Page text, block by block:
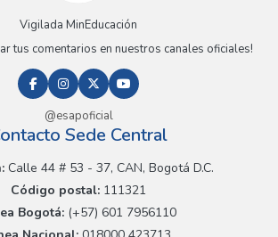
Vigilada MinEducación
tus comentarios en nuestros canales oficiales!
@esapoficial
Sede Central
Calle 44 # 53 - 37, CAN, Bogotá D.C.
Código postal: 111321
Bogotá:(+57) 601 7956110